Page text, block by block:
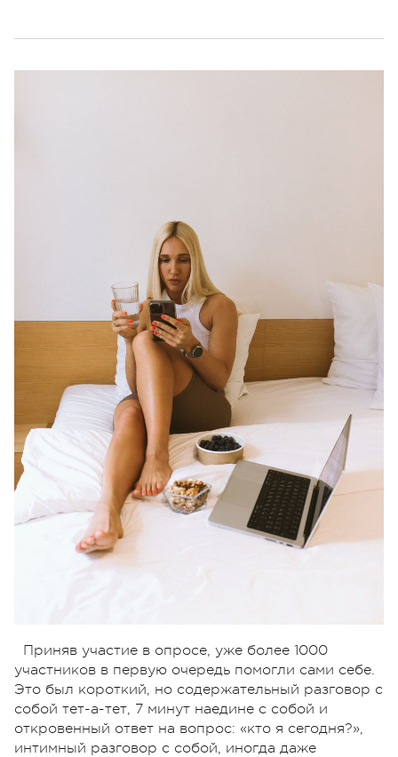
Приняв участие в опросе, уже более 1000
участников в первую очередь помогли сами себе.
Это был короткий, но содержательный разговор с
собой тет-а-тет, 7 минут наедине с собой и
откровенный ответ на вопрос: «кто я сегодня?»,
интимный разговор с собой, иногда даже